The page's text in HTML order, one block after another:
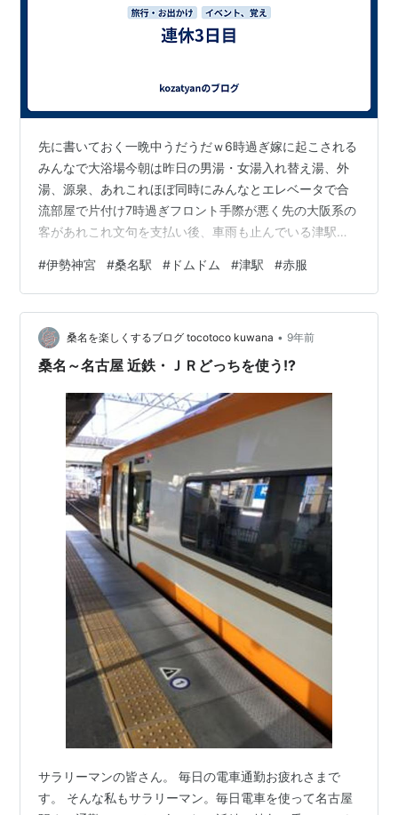
先に書いておく一晩中うだうだｗ6時過ぎ嫁に起こされる
みんなで大浴場今朝は昨日の男湯・女湯入れ替え湯、外
湯、源泉、あれこれほぼ同時にみんなとエレベータで合
流部屋で片付け7時過ぎフロント手際が悪く先の大阪系の
客があれこれ文句を支払い後、車雨も止んでいる津駅ま
で途中雨とか無事伊勢ＩＣ内宮まで駐車場危うしだった
がなんとか川沿いのとこに嫁の親が足とかが悪いのでゆ
っくりおかげ横丁とか10時過ぎ早めに食事手捏ねとか伊
勢うどんが一体になったのを鳥居手前で嫁の親がダウン
休息所で待ってもらい嫁と上の子とでぐるーりあの伊勢
#伊勢神宮 #桑名駅 # ドムドム #津駅 #赤服
桑名を楽しくするブログ tocotoco kuwana • 9年前
桑名～名古屋 近鉄・ＪＲどっちを使う!?
サラリーマンの皆さん。 毎日の電車通勤お疲れさまで
す。 そんな私もサラリーマン。毎日電車を使って名古屋